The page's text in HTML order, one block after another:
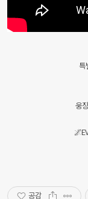
특
웅
공감